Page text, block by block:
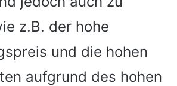
z.B. der hohe
und die hohen
aufgrund des hohen